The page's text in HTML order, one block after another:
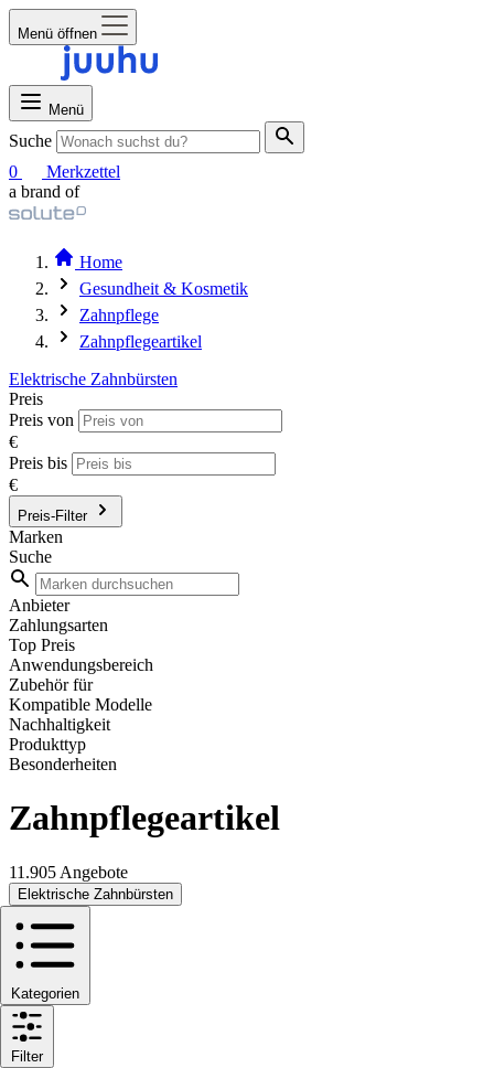
Menü öffnen
Menü
Suche
0
Merkzettel
a brand of
Home
Gesundheit & Kosmetik
Zahnpflege
Zahnpflegeartikel
Elektrische Zahnbürsten
Preis
Preis von
€
Preis bis
€
Preis-Filter
Marken
Suche
Anbieter
Zahlungsarten
Top Preis
Anwendungsbereich
Zubehör für
Kompatible Modelle
Nachhaltigkeit
Produkttyp
Besonderheiten
Zahnpflegeartikel
11.905 Angebote
Elektrische Zahnbürsten
Kategorien
Filter